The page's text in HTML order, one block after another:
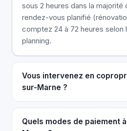
sous 2 heures dans la majorité
rendez-vous planifié
comptez 24 à 72 heures selon
planning.
Vous intervenez en
sur-Marne ?
Quels modes de paiement